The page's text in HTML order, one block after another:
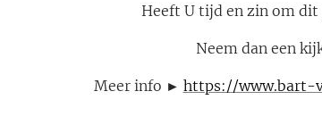
Heeft U tijd en zin om dit
Neem dan een
Meer info ► https://